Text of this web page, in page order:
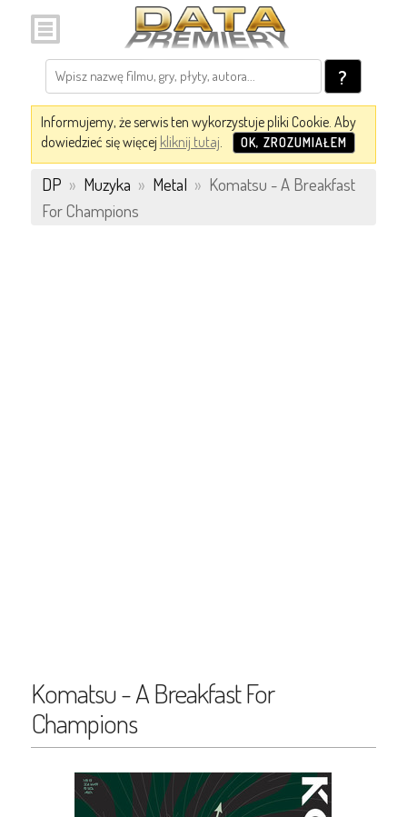
?
Informujemy, że serwis ten wykorzystuje pliki Cookie. Aby
dowiedzieć się więcej kliknij tutaj. OK, ZROZUMIAŁEM
DP » Muzyka » Metal » Komatsu - A Breakfast
For Champions
Komatsu - A Breakfast For
Champions